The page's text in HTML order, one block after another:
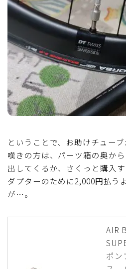
ということで、お助けチュー
嘆きの方は、パーツ箱の奥か
出してくるか、さくっと購入
ダプターのために2,000円払う
が…。
AIR
ポン